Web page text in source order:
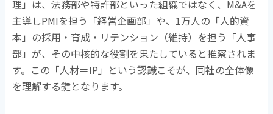
理」は、法務部や特許部といった組織ではなく、 M&Aを
主導しPMIを担う「経営企画部」や、 1万人の「人的資
本」の採用・育成・リテンション（維持）を担う「人事
部」が、その中核的な役割を果たしていると推察されま
す。この「人材＝IP 」という認識こそが、同社の全体像
を理解する鍵となります。